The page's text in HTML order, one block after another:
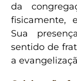
da
fisicamente,
Sua
sentido de
a